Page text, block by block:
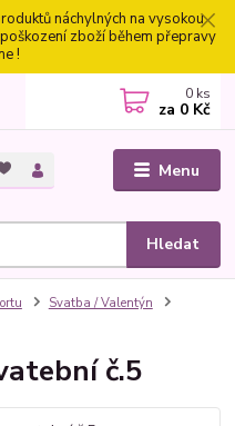
náchylných na vysokou
zboží během přepravy
!
Menu
Hledat
0 ks
za 0 Kč
Svatba / Valentýn
č.5